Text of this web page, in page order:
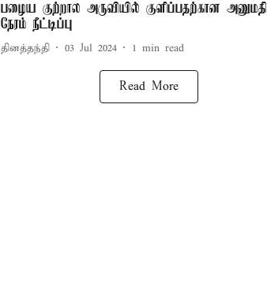
பழைய குற்றால அருவியில் குளிப்பதற்கான அனுமதி
நேரம் நீட்டிப்பு
தினத்தந்தி 03 Jul 2024 1 min read
Read More